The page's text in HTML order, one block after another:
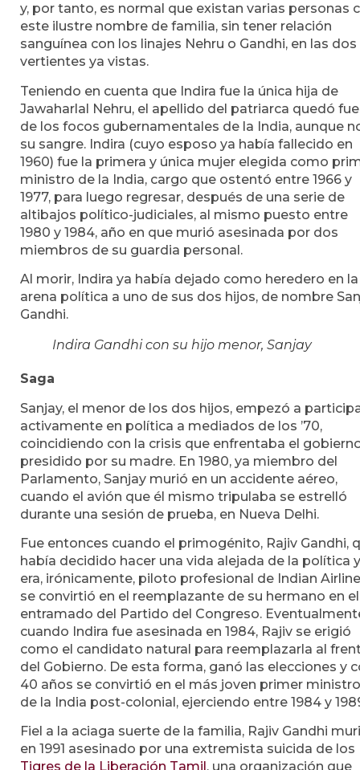
y, por tanto, es normal que existan varias personas
este ilustre nombre de familia, sin tener relación
sanguínea con los linajes Nehru o Gandhi, en las dos
vertientes ya vistas.
Teniendo en cuenta que Indira fue la única hija de
Jawaharlal Nehru, el apellido del patriarca quedó
de los focos gubernamentales de la India, aunque
su sangre. Indira (cuyo esposo ya había fallecido en
1960) fue la primera y única mujer elegida como
ministro de la India, cargo que ostentó entre 1966 y
1977, para luego regresar, después de una serie de
altibajos político-judiciales, al mismo puesto entre
1980 y 1984, año en que murió asesinada por dos
miembros de su guardia personal.
Al morir, Indira ya había dejado como heredero en la
arena política a uno de sus dos hijos, de nombre
Gandhi.
Indira Gandhi con su hijo menor, Sanjay
Saga
Sanjay, el menor de los dos hijos, empezó a
activamente en política a mediados de los ’70,
coincidiendo con la crisis que enfrentaba el
presidido por su madre. En 1980, ya miembro del
Parlamento, Sanjay murió en un accidente aéreo,
cuando el avión que él mismo tripulaba se estrelló
durante una sesión de prueba, en Nueva Delhi.
Fue entonces cuando el primogénito, Rajiv Gandhi,
había decidido hacer una vida alejada de la política y
era, irónicamente, piloto profesional de Indian
se convirtió en el reemplazante de su hermano en el
entramado del Partido del Congreso.
cuando Indira fue asesinada en 1984, Rajiv se erigió
como el candidato natural para reemplazarla al
del Gobierno. De esta forma, ganó las elecciones y
40 años se convirtió en el más joven primer ministro
de la India post-colonial, ejerciendo entre 1984 y
Fiel a la aciaga suerte de la familia, Rajiv Gandhi
en 1991 asesinado por una extremista suicida de los
Tigres de la Liberación Tamil , una organización que